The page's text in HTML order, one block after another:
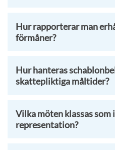
Hur rapporterar man
förmåner?
Hur hanteras
skattepliktiga måltider?
Vilka möten klassas som
representation?